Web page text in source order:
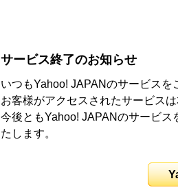
サービス終了のお知らせ
いつもYahoo! JAPANのサービス
お客様がアクセスされたサービス
今後ともYahoo! JAPANのサービ
たします。